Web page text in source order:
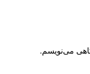
می‌نویسم.